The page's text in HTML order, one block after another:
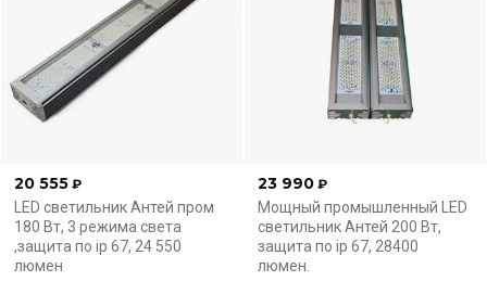
20 555 ₽
LED светильник Антей пром
180 Вт, 3 режима света
,защита по ip 67, 24 550
люмен
23 990 ₽
Мощный промышленный LED
светильник Антей 200 Вт,
защита по ip 67, 28400
люмен.